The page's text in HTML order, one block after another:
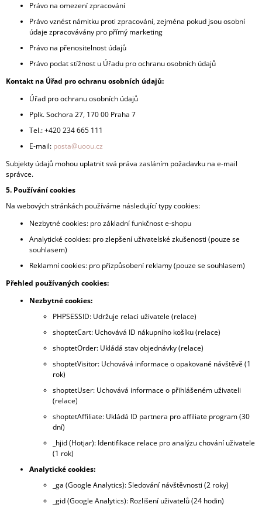
Právo na omezení zpracování
Právo vznést námitku proti zpracování, zejména pokud jsou osobní
údaje zpracovávány pro přímý marketing
Právo na přenositelnost údajů
Právo podat stížnost u Úřadu pro ochranu osobních údajů
Kontakt na Úřad pro ochranu osobních údajů:
Úřad pro ochranu osobních údajů
Pplk. Sochora 27, 170 00 Praha 7
Tel.: +420 234 665 111
E-mail: posta@uoou.cz
Subjekty údajů mohou uplatnit svá práva zasláním požadavku na e-mail
správce.
5. Používání cookies
Na webových stránkách používáme následující typy cookies:
Nezbytné cookies: pro základní funkčnost e-shopu
Analytické cookies: pro zlepšení uživatelské zkušenosti (pouze se
souhlasem)
Reklamní cookies: pro přizpůsobení reklamy (pouze se souhlasem)
Přehled používaných cookies:
Nezbytné cookies:
PHPSESSID: Udržuje relaci uživatele (relace)
shoptetCart: Uchovává ID nákupního košíku (relace)
shoptetOrder: Ukládá stav objednávky (relace)
shoptetVisitor: Uchovává informace o opakované návštěvě (1
rok)
shoptetUser: Uchovává informace o přihlášeném uživateli
(relace)
shoptetAffiliate: Ukládá ID partnera pro affiliate program (30
dní)
_hjid (Hotjar): Identifikace relace pro analýzu chování uživatele
(1 rok)
Analytické cookies:
_ga (Google Analytics): Sledování návštěvnosti (2 roky)
_gid (Google Analytics): Rozlišení uživatelů (24 hodin)